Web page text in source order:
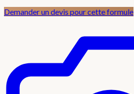
Demander un devis pour cette formule